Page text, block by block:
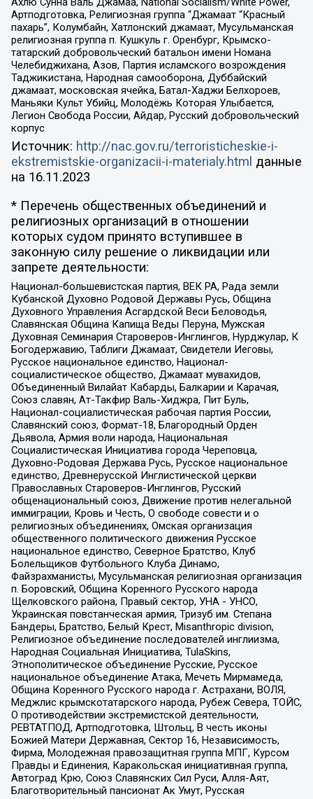
Артподготовка, Религиозная группа “Джамаат “Красный
пахарь”, Колумбайн, Хатлонский джамаат, Мусульманская
религиозная группа п. Кушкуль г. Оренбург, Крымско-
татарский добровольческий батальон имени Номана
Челебиджихана, Азов, Партия исламского возрождения
Таджикистана, Народная самооборона, Дуббайский
джамаат, московская ячейка, Батал-Хаджи Белхороев,
Маньяки Культ Убийц, Молодёжь Которая Улыбается,
Легион Свобода России, Айдар, Русский добровольческий
корпус
Источник: http://nac.gov.ru/terroristicheskie-i-
ekstremistskie-organizacii-i-materialy.html данные
на 16.11.2023
* Перечень общественных объединений и
религиозных организаций в отношении
которых судом принято вступившее в
законную силу решение о ликвидации или
запрете деятельности:
Национал-большевистская партия, ВЕК РА, Рада земли
Кубанской Духовно Родовой Державы Русь, Община
Духовного Управления Асгардской Веси Беловодья,
Славянская Община Капища Веды Перуна, Мужская
Духовная Семинария Староверов-Инглингов, Нурджулар, К
Богодержавию, Таблиги Джамаат, Свидетели Иеговы,
Русское национальное единство, Национал-
социалистическое общество, Джамаат мувахидов,
Объединенный Вилайат Кабарды, Балкарии и Карачая,
Союз славян, Ат-Такфир Валь-Хиджра, Пит Буль,
Национал-социалистическая рабочая партия России,
Славянский союз, Формат-18, Благородный Орден
Дьявола, Армия воли народа, Национальная
Социалистическая Инициатива города Череповца,
Духовно-Родовая Держава Русь, Русское национальное
единство, Древнерусской Инглистической церкви
Православных Староверов-Инглингов, Русский
общенациональный союз, Движение против нелегальной
иммиграции, Кровь и Честь, О свободе совести и о
религиозных объединениях, Омская организация
общественного политического движения Русское
национальное единство, Северное Братство, Клуб
Болельщиков Футбольного Клуба Динамо,
Файзрахманисты, Мусульманская религиозная организация
п. Боровский, Община Коренного Русского народа
Щелковского района, Правый сектор, УНА - УНСО,
Украинская повстанческая армия, Тризуб им. Степана
Бандеры, Братство, Белый Крест, Misanthropic division,
Религиозное объединение последователей инглиизма,
Народная Социальная Инициатива, TulaSkins,
Этнополитическое объединение Русские, Русское
национальное объединение Атака, Мечеть Мирмамеда,
Община Коренного Русского народа г. Астрахани, ВОЛЯ,
Меджлис крымскотатарского народа, Рубеж Севера, ТОЙС,
О противодействии экстремистской деятельности,
РЕВТАТПОД, Артподготовка, Штольц, В честь иконы
Божией Матери Державная, Сектор 16, Независимость,
Фирма, Молодежная правозащитная группа МПГ, Курсом
Правды и Единения, Каракольская инициативная группа,
Автоград Крю, Союз Славянских Сил Руси, Алля-Аят,
Благотворительный пансионат Ак Умут, Русская